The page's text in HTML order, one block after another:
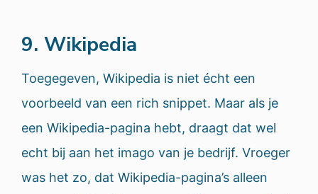
9. Wikipedia
Toegegeven, Wikipedia is niet écht een
voorbeeld van een rich snippet. Maar als je
een Wikipedia-pagina hebt, draagt dat wel
echt bij aan het imago van je bedrijf. Vroeger
was het zo, dat Wikipedia-pagina’s alleen